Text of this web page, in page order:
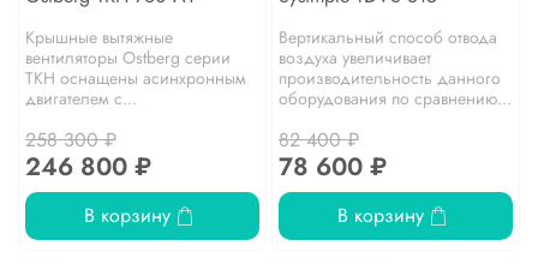
Крышные вытяжные
вентиляторы Ostberg серии
TKH оснащены асинхронным
двигателем с...
258 300 ₽
246 800 ₽
В корзину
Вертикальный способ отвода
воздуха увеличивает
производительность данного
оборудования по сравнению...
82 400 ₽
78 600 ₽
В корзину